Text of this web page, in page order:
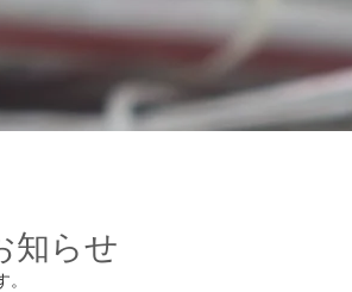
知らせ